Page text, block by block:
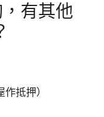
有其他
抵押）